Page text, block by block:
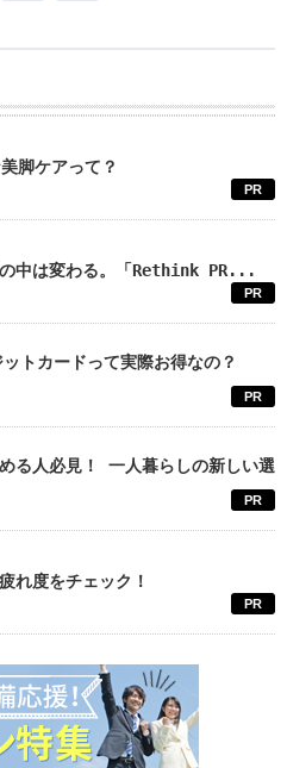
脚ケアって？
PR
の中は変わる。「Rethink PR...
PR
トカードって実際お得なの？
PR
る人必見！ 一人暮らしの新しい選
PR
れ度をチェック！
PR